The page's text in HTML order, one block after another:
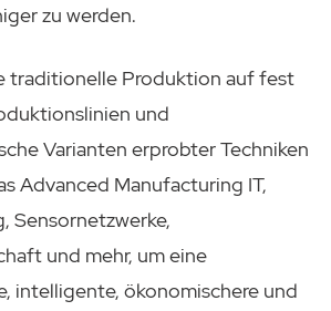
zu werden.
traditionelle Produktion auf fest
und
Varianten erprobter Techniken
Advanced Manufacturing IT,
Sensornetzwerke,
und mehr, um eine
intelligente, ökonomischere und